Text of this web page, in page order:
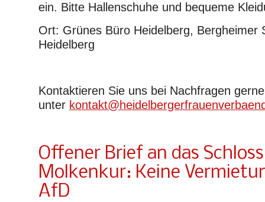
ein. Bitte Hallenschuhe und bequeme
Ort: Grünes Büro Heidelberg, Bergheimer
Heidelberg
Kontaktieren Sie uns bei Nachfragen gerne
unter
Offener Brief an das
Molkenkur: Keine
AfD